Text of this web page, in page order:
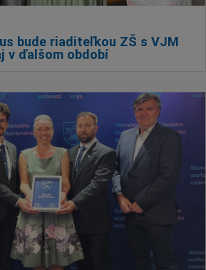
bude riaditeľkou ZŠ s VJM
v ďalšom období